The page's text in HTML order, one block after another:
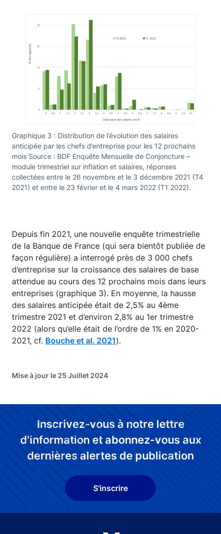
Graphique 3 : Distribution de l’évolution des salaires
anticipée par les chefs d’entreprise pour les 12 prochains
mois Source : BDF Enquête Mensuelle de Conjoncture –
module trimestriel sur inflation et salaires, réponses
collectées entre le 26 novembre et le 3 décembre 2021 (T4
2021) et entre le 23 février et le 4 mars 2022 (T1 2022).
Depuis fin 2021, une nouvelle enquête trimestrielle
de la Banque de France (qui sera bientôt publiée de
façon régulière) a interrogé près de 3 000 chefs
d’entreprise sur la croissance des salaires de base
attendue au cours des 12 prochains mois dans leurs
entreprises (graphique 3). En moyenne, la hausse
des salaires anticipée était de 2,5% au 4ème
trimestre 2021 et d’environ 2,8% au 1er trimestre
2022 (alors qu’elle était de l’ordre de 1% en 2020-
2021, cf. Bouche et al. 2021).
Mise à jour le 25 Juillet 2024
Inscrivez-vous à notre lettre
d'information et abonnez-vous aux
dernières alertes de publication
S'inscrire